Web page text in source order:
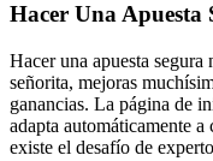
Hacer Una Apuesta
Hacer una apuesta segura
señorita, mejoras
ganancias. La página de
adapta automáticamente
existe el desafío de